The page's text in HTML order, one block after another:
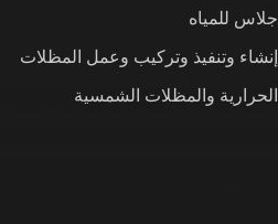
جلاس للمياه
إنشاء وتنفيذ وتركيب وعمل المظلات
الحرارية والمظلات الشمسية